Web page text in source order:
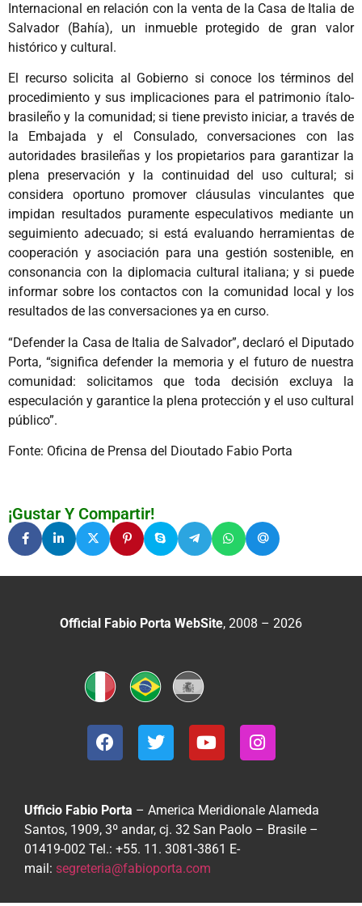
Internacional en relación con la venta de la Casa de Italia de
Salvador (Bahía), un inmueble protegido de gran valor
histórico y cultural.
El recurso solicita al Gobierno si conoce los términos del
procedimiento y sus implicaciones para el patrimonio ítalo-
brasileño y la comunidad; si tiene previsto iniciar, a través de
la Embajada y el Consulado, conversaciones con las
autoridades brasileñas y los propietarios para garantizar la
plena preservación y la continuidad del uso cultural; si
considera oportuno promover cláusulas vinculantes que
impidan resultados puramente especulativos mediante un
seguimiento adecuado; si está evaluando herramientas de
cooperación y asociación para una gestión sostenible, en
consonancia con la diplomacia cultural italiana; y si puede
informar sobre los contactos con la comunidad local y los
resultados de las conversaciones ya en curso.
“Defender la Casa de Italia de Salvador”, declaró el Diputado
Porta, “significa defender la memoria y el futuro de nuestra
comunidad: solicitamos que toda decisión excluya la
especulación y garantice la plena protección y el uso cultural
público”.
Fonte: Oficina de Prensa del Dioutado Fabio Porta
¡Gustar Y Compartir!
Official Fabio Porta WebSite, 2008 – 2026
Ufficio Fabio Porta – America Meridionale Alameda
Santos, 1909, 3º andar, cj. 32 San Paolo – Brasile –
01419-002 Tel.: +55. 11. 3081-3861 E-
mail: segreteria@fabioporta.com